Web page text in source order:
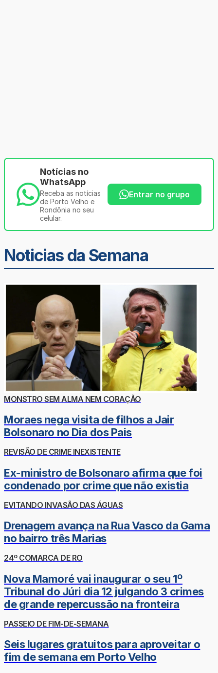
Notícias no
WhatsApp
Receba as notícias
de Porto Velho e
Rondônia no seu
celular.
Entrar no grupo
Noticias da Semana
MONSTRO SEM ALMA NEM CORAÇÃO
Moraes nega visita de filhos a Jair
Bolsonaro no Dia dos Pais
REVISÃO DE CRIME INEXISTENTE
Ex-ministro de Bolsonaro afirma que foi
condenado por crime que não existia
EVITANDO INVASÃO DAS ÁGUAS
Drenagem avança na Rua Vasco da Gama
no bairro três Marias
24º COMARCA DE RO
Nova Mamoré vai inaugurar o seu 1º
Tribunal do Júri dia 12 julgando 3 crimes
de grande repercussão na fronteira
PASSEIO DE FIM-DE-SEMANA
Seis lugares gratuitos para aproveitar o
fim de semana em Porto Velho